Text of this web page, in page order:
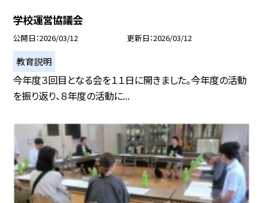
学校運営協議会
公開日 2026/03/12 更新日 2026/03/12
教育説明
今年度３回目となる会を１１日に開きました。今年度の活動
を振り返り、８年度の活動に...